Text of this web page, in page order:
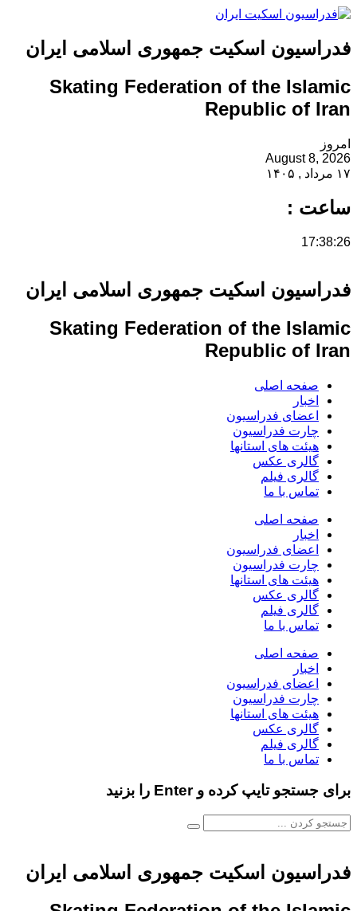
فدراسیون اسکیت جمهوری اسلامی ایران
Skating Federation of the Islamic
Republic of Iran
امروز
August 8, 2026
۱۷ مرداد , ۱۴۰۵
ساعت :
17:38:26
فدراسیون اسکیت جمهوری اسلامی ایران
Skating Federation of the Islamic
Republic of Iran
صفحه اصلی
اخبار
اعضای فدراسیون
چارت فدراسیون
هیئت های استانها
گالری عکس
گالری فیلم
تماس با ما
صفحه اصلی
اخبار
اعضای فدراسیون
چارت فدراسیون
هیئت های استانها
گالری عکس
گالری فیلم
تماس با ما
صفحه اصلی
اخبار
اعضای فدراسیون
چارت فدراسیون
هیئت های استانها
گالری عکس
گالری فیلم
تماس با ما
برای جستجو تایپ کرده و Enter را بزنید
فدراسیون اسکیت جمهوری اسلامی ایران